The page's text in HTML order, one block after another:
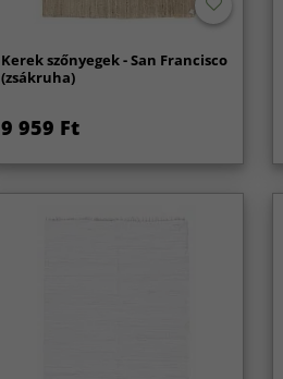
Kerek szőnyegek - San Francisco
(zsákruha)
9 959 Ft